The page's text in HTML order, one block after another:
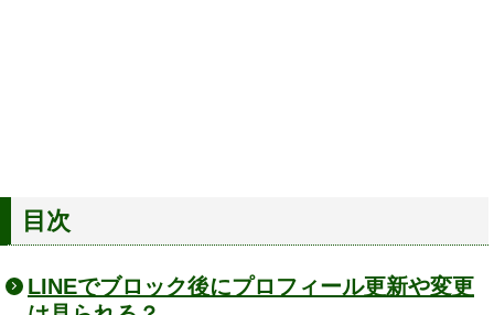
目次
LINEでブロック後にプロフィール更新や変更